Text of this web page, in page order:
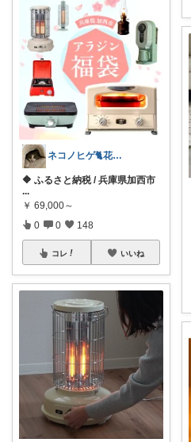
ネコノヒゲ🐈花好きオタクの庭🪴
🔶 ふるさと納税 / 兵庫県加西市
...
￥ 69,000～
0 0 148
コレ いいね